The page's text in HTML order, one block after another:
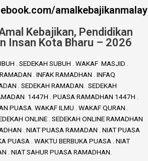
Kebajikan, Pendidikan
Insan Kota Bharu – 2026
. SEDEKAH SUBUH . WAKAF MASJID .
. INFAK RAMADHAN . INFAQ
. SEDEKAH RAMADAN. SEDEKAH
1447H . PUASA RAMADHAN 1447H .
PUASA. WAKAF ILMU . WAKAF QURAN .
ONLINE . SEDEKAH ONLINE RAMADHAN
. NIAT PUASA RAMADAN . NIAT PUASA
PUASA . WAKTU BERBUKA PUASA . NIAT
. NIAT SAHUR PUASA RAMADHAN.